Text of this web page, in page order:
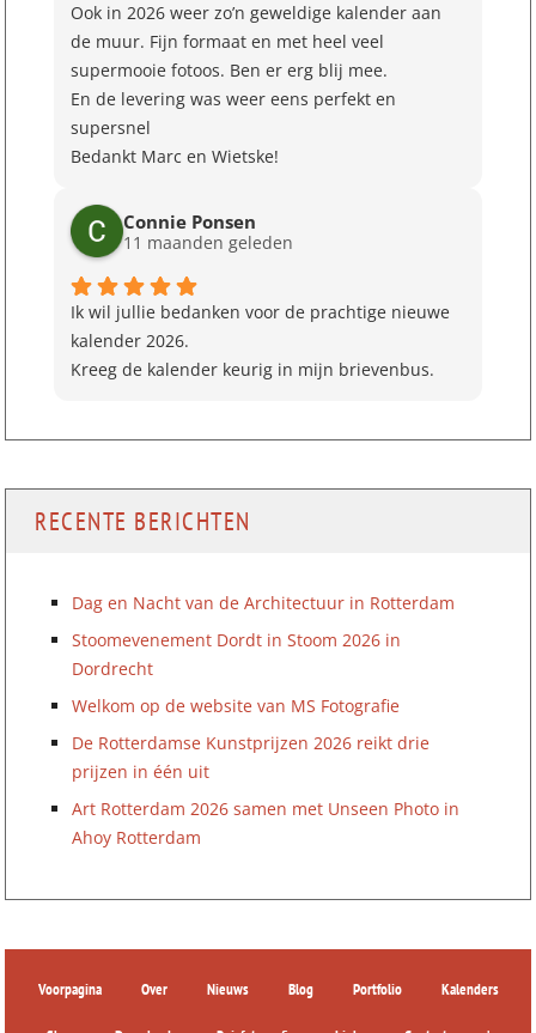
Ook in 2026 weer zo’n geweldige kalender aan
de muur. Fijn formaat en met heel veel
supermooie fotoos. Ben er erg blij mee.
En de levering was weer eens perfekt en
supersnel
Bedankt Marc en Wietske!
Connie Ponsen
11 maanden geleden
Ik wil jullie bedanken voor de prachtige nieuwe
kalender 2026.
Kreeg de kalender keurig in mijn brievenbus.
RECENTE BERICHTEN
Dag en Nacht van de Architectuur in Rotterdam
Stoomevenement Dordt in Stoom 2026 in
Dordrecht
Welkom op de website van MS Fotografie
De Rotterdamse Kunstprijzen 2026 reikt drie
prijzen in één uit
Art Rotterdam 2026 samen met Unseen Photo in
Ahoy Rotterdam
Voorpagina Over Nieuws Blog Portfolio Kalenders